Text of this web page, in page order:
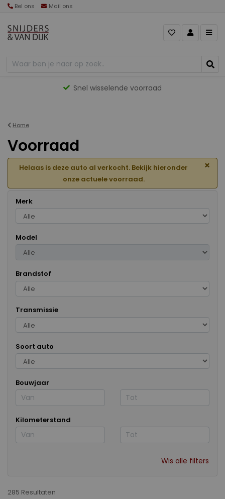
Bel ons Mail ons
Gevarieerd aanbod
Home
Voorraad
Helaas is deze auto al verkocht. Bekijk hieronder
onze actuele voorraad.
×
Merk
Model
Brandstof
Transmissie
Soort auto
Bouwjaar
Kilometerstand
Wis alle filters
285 Resultaten